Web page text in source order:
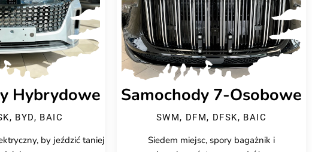
Hybrydowe
BYD, BAIC
by jeździć taniej
Samochody 7-Osobowe
SWM, DFM, DFSK, BAIC
Siedem miejsc, spory bagażnik i